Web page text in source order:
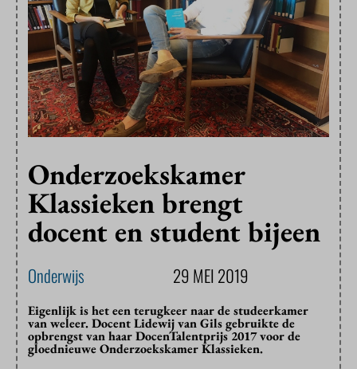
Onderzoekskamer
Klassieken brengt
docent en student bijeen
Onderwijs 29 MEI 2019
Eigenlijk is het een terugkeer naar de studeerkamer
van weleer. Docent Lidewij van Gils gebruikte de
opbrengst van haar DocenTalentprijs 2017 voor de
gloednieuwe Onderzoekskamer Klassieken.